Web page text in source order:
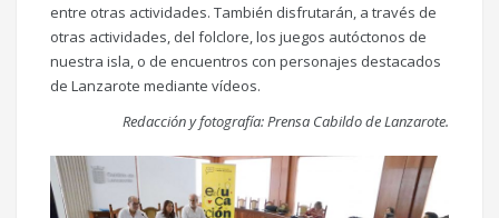
entre otras actividades. También disfrutarán, a través de
otras actividades, del folclore, los juegos autóctonos de
nuestra isla, o de encuentros con personajes destacados
de Lanzarote mediante vídeos.
Redacción y fotografía: Prensa Cabildo de Lanzarote.